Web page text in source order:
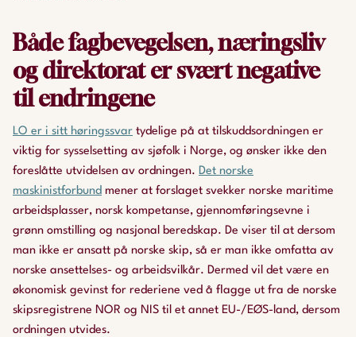
Både fagbevegelsen, næringsliv
og direktorat er svært negative
til endringene
LO er i sitt høringssvar tydelige på at tilskuddsordningen er
viktig for sysselsetting av sjøfolk i Norge, og ønsker ikke den
foreslåtte utvidelsen av ordningen. Det norske
maskinistforbund mener at forslaget svekker norske maritime
arbeidsplasser, norsk kompetanse, gjennomføringsevne i
grønn omstilling og nasjonal beredskap. De viser til at dersom
man ikke er ansatt på norske skip, så er man ikke omfatta av
norske ansettelses- og arbeidsvilkår. Dermed vil det være en
økonomisk gevinst for rederiene ved å flagge ut fra de norske
skipsregistrene NOR og NIS til et annet EU-/EØS-land, dersom
ordningen utvides.